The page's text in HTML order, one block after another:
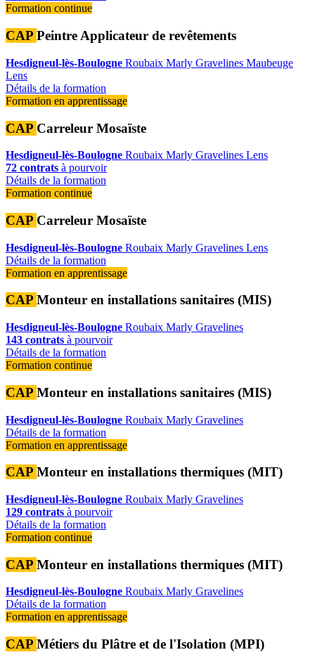
Formation continue
CAP Peintre Applicateur de revêtements
Hesdigneul-lès-Boulogne Roubaix Marly Gravelines Maubeuge
Lens
Détails de la formation
Formation en apprentissage
CAP Carreleur Mosaïste
Hesdigneul-lès-Boulogne Roubaix Marly Gravelines Lens
72 contrats à pourvoir
Détails de la formation
Formation continue
CAP Carreleur Mosaïste
Hesdigneul-lès-Boulogne Roubaix Marly Gravelines Lens
Détails de la formation
Formation en apprentissage
CAP Monteur en installations sanitaires (MIS)
Hesdigneul-lès-Boulogne Roubaix Marly Gravelines
143 contrats à pourvoir
Détails de la formation
Formation continue
CAP Monteur en installations sanitaires (MIS)
Hesdigneul-lès-Boulogne Roubaix Marly Gravelines
Détails de la formation
Formation en apprentissage
CAP Monteur en installations thermiques (MIT)
Hesdigneul-lès-Boulogne Roubaix Marly Gravelines
129 contrats à pourvoir
Détails de la formation
Formation continue
CAP Monteur en installations thermiques (MIT)
Hesdigneul-lès-Boulogne Roubaix Marly Gravelines
Détails de la formation
Formation en apprentissage
CAP Métiers du Plâtre et de l'Isolation (MPI)